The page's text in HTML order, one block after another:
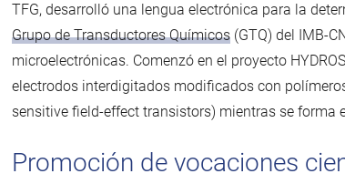
TFG, desarrolló una lengua electrónica para la
Grupo de Transductores Químicos (GTQ) del IMB-
microelectrónicas. Comenzó en el proyecto
electrodos interdigitados modificados con
sensitive field-effect transistors) mientras se forma
Promoción de vocaciones